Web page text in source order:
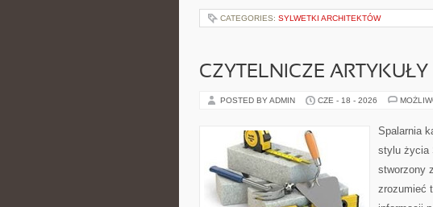
CATEGORIES: SYLWETKI ARCHITEKTÓW
CZYTELNICZE ARTYKUŁY
POSTED BY ADMIN CZE - 18 - 2026
Spalarnia
stylu życia
stworzony
zrozumieć